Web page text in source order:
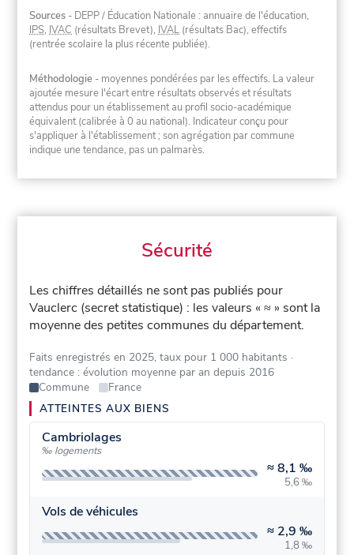
Sources - DEPP / Éducation Nationale : annuaire de l'éducation,
IPS, IVAC (résultats Brevet), IVAL (résultats Bac), effectifs
(rentrée scolaire la plus récente publiée).
Méthodologie - moyennes pondérées par les effectifs. La valeur
ajoutée mesure l'écart entre résultats observés et résultats
attendus pour un établissement au profil socio-académique
équivalent (calibrée à 0 au national). Indicateur conçu pour
s'appliquer à l'établissement ; son agrégation par commune
indique une tendance, pas un palmarès.
Sécurité
Les chiffres détaillés ne sont pas publiés pour
Vauclerc (secret statistique) : les valeurs « ≈ » sont la
moyenne des petites communes du département.
Faits enregistrés en 2025, taux pour 1 000 habitants ·
tendance : évolution moyenne par an depuis 2016
Commune
France
ATTEINTES AUX BIENS
Cambriolages
‰ logements
≈8,1 ‰
5,6 ‰
Vols de véhicules
≈ 2,9 ‰
1,8 ‰